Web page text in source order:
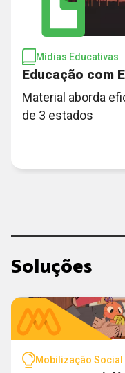
Mídias Educativas
Educação com
Material aborda
de 3 estados
Soluções
Mobilização Social